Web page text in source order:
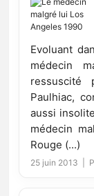
Evoluant
médecin
ressuscité
Paulhiac,
aussi
médecin
Rouge (...)
25 juin 2013 |